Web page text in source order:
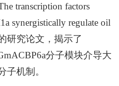
transcription factors
synergistically regulate oil
研究论文，揭示了
分子模块介导大
子机制。